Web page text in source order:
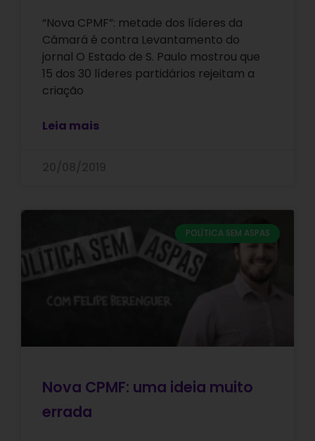
“Nova CPMF”: metade dos líderes da
Câmará é contra Levantamento do
jornal O Estado de S. Paulo mostrou que
15 dos 30 líderes partidários rejeitam a
criação
Leia mais
POLÍTICA SEM ASPAS
Nova CPMF: uma ideia muito
errada